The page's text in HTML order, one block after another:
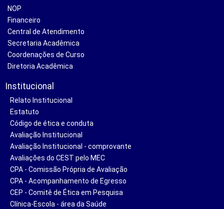
NOP
Financeiro
Central de Atendimento
Secretaria Acadêmica
Coordenações de Curso
Diretoria Acadêmica
Institucional
Relato Institucional
Estatuto
Código de ética e conduta
Avaliação Institucional
Avaliação Institucional - comprovante
Avaliações do CEST pelo MEC
CPA - Comissão Própria de Avaliação
CPA - Acompanhamento de Egresso
CEP - Comitê de Ética em Pesquisa
Clínica-Escola - área da Saúde